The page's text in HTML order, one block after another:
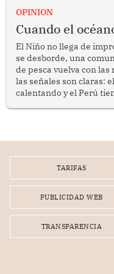
OPINION
Cuando el
El Niño no llega de
se desborde, una
de pesca vuelva con las
las señales son claras:
calentando y el Perú
TARIFAS
PUBLICIDAD WEB
TRANSPARENCIA